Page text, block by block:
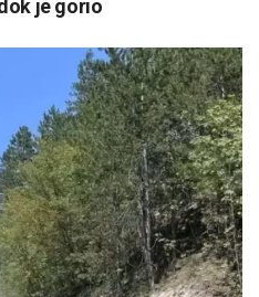
je gorio